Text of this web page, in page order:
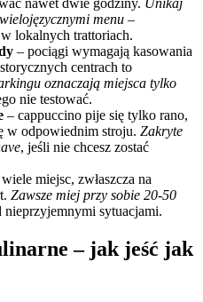
nawet dwie godziny. Unikaj
menu –
lokalnych trattoriach.
– pociągi wymagają kasowania
centrach to
oznaczają miejsca tylko
nie testować.
– cappuccino pije się tylko rano,
w odpowiednim stroju. Zakryte
, jeśli nie chcesz zostać
miejsc, zwłaszcza na
Zawsze miej przy sobie 20-50
sytuacjami.
– jak jeść jak